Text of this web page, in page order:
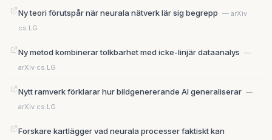
Ny teori förutspår när neurala nätverk lär sig begrepp — arXiv
cs.LG
Ny metod kombinerar tolkbarhet med icke-linjär dataanalys —
arXiv cs.LG
Nytt ramverk förklarar hur bildgenererande AI generaliserar —
arXiv cs.LG
Forskare kartlägger vad neurala processer faktiskt kan